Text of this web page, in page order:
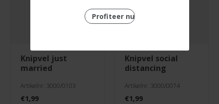
knipvel just
married
Artikelnr. 3000/0103
€1,99
knipvel social
distancing
Artikelnr. 3000/0074
€1,99
Profiteer nu